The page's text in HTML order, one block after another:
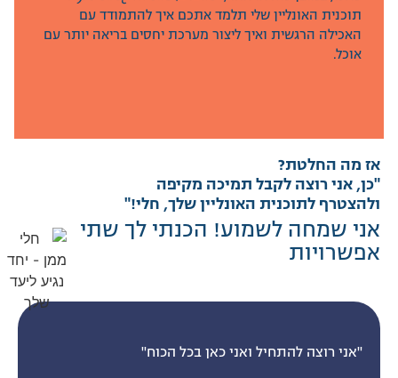
תוכנית האונליין שלי תלמד אתכם איך להתמודד עם
האכילה הרגשית ואיך ליצור מערכת יחסים בריאה יותר עם
אוכל.
תוכנית האונליין שלי תלמד אתכם איך להתמודד עם
האכילה הרגשית ואיך ליצור מערכת יחסים בריאה יותר עם
אוכל.
אז מה החלטת?
"כן, אני רוצה לקבל תמיכה מקיפה
ולהצטרף לתוכנית האונליין שלך, חלי!"
אני שמחה לשמוע! הכנתי לך שתי
אפשרויות
"אני רוצה להתחיל ואני כאן בכל הכוח"